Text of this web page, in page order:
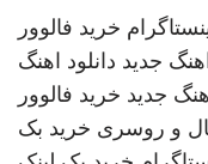
خرید فالوور
جدید دانلود اهنگ
جدید خرید فالوور
و روسری خرید بک